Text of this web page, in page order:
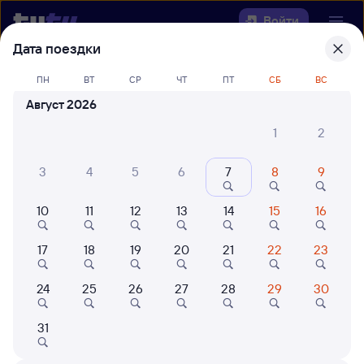
Войти
Выберите день, чтобы найтиж/д
билеты Злобино — Вихоревка
Куда
Когда
Кто едет
Найти поезда
Дата поездки
ПН ВТ СР ЧТ ПТ СБ ВС
Август 2026
1
2
3 4 5 6 7 8 9
10 11 12 13 14 15 16
17 18 19 20 21 22 23
24 25 26 27 28 29 30
31